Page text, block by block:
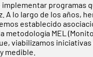
programas
A lo largo de los años,
establecido
metodología MEL
viabilizamos
medible.